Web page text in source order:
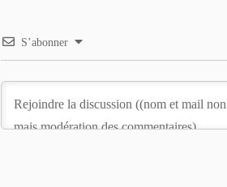
S’abonner